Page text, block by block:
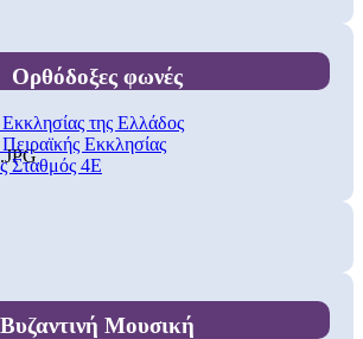
Ορθόδοξες φωνές
της Ελλάδος
Εκκλησίας
Σταθμός 4Ε
Βυζαντινή Μουσική